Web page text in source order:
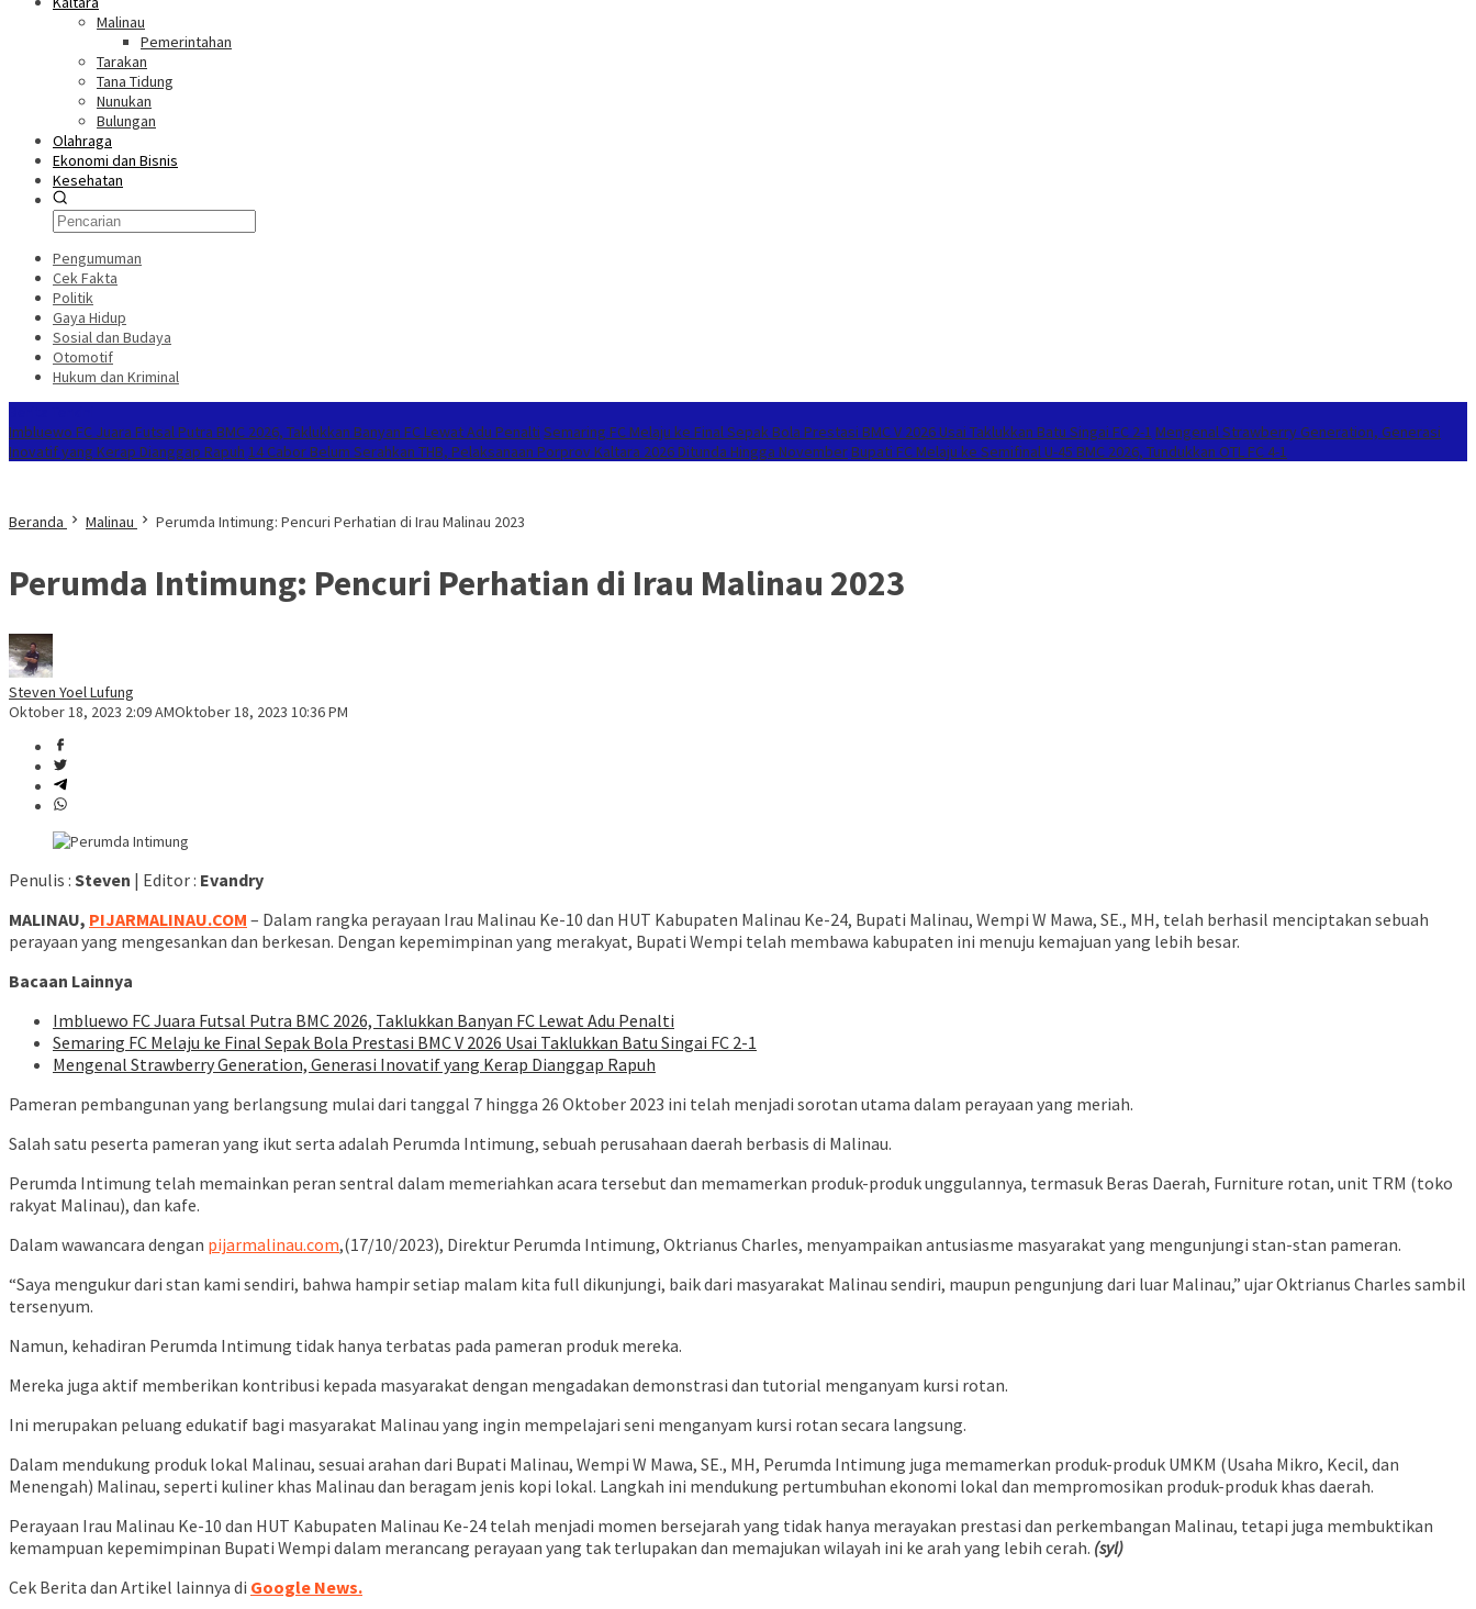
Malinau
Pemerintahan
Tarakan
Tana Tidung
Nunukan
Bulungan
Olahraga
Ekonomi dan Bisnis
Kesehatan
Pengumuman
Cek Fakta
Politik
Gaya Hidup
Sosial dan Budaya
Otomotif
Hukum dan Kriminal
Imbluewo FC Juara Futsal Putra BMC 2026, Taklukkan Banyan FC Lewat Adu Penalti Semaring FC Melaju ke Final Sepak Bola Prestasi BMC V 2026 Usai Taklukkan Batu Singai FC 2-1 Mengenal Strawberry Generation, Generasi
Inovatif yang Kerap Dianggap Rapuh 14 Cabor Belum Serahkan THB, Pelaksanaan Porprov Kaltara 2026 Ditunda Hingga NovemberBupati FC Melaju ke Semifinal U-45 BMC 2026, Tundukkan OTL FC 4-1
Beranda Malinau Perumda Intimung: Pencuri Perhatian di Irau Malinau 2023
Perumda Intimung: Pencuri Perhatian di Irau Malinau 2023
Steven Yoel Lufung
Oktober 18, 2023 2:09 AMOktober 18, 2023 10:36 PM
Penulis : Steven | Editor : Evandry
MALINAU, PIJARMALINAU.COM – Dalam rangka perayaan Irau Malinau Ke-10 dan HUT Kabupaten Malinau Ke-24, Bupati Malinau, Wempi W Mawa, SE., MH, telah berhasil menciptakan sebuah
perayaan yang mengesankan dan berkesan. Dengan kepemimpinan yang merakyat, Bupati Wempi telah membawa kabupaten ini menuju kemajuan yang lebih besar.
Bacaan Lainnya
Imbluewo FC Juara Futsal Putra BMC 2026, Taklukkan Banyan FC Lewat Adu Penalti
Semaring FC Melaju ke Final Sepak Bola Prestasi BMC V 2026 Usai Taklukkan Batu Singai FC 2-1
Mengenal Strawberry Generation, Generasi Inovatif yang Kerap Dianggap Rapuh
Pameran pembangunan yang berlangsung mulai dari tanggal 7 hingga 26 Oktober 2023 ini telah menjadi sorotan utama dalam perayaan yang meriah.
Salah satu peserta pameran yang ikut serta adalah Perumda Intimung, sebuah perusahaan daerah berbasis di Malinau.
Perumda Intimung telah memainkan peran sentral dalam memeriahkan acara tersebut dan memamerkan produk-produk unggulannya, termasuk Beras Daerah, Furniture rotan, unit TRM (toko
rakyat Malinau), dan kafe.
Dalam wawancara dengan pijarmalinau.com,(17/10/2023), Direktur Perumda Intimung, Oktrianus Charles, menyampaikan antusiasme masyarakat yang mengunjungi stan-stan pameran.
“Saya mengukur dari stan kami sendiri, bahwa hampir setiap malam kita full dikunjungi, baik dari masyarakat Malinau sendiri, maupun pengunjung dari luar Malinau,” ujar Oktrianus Charles sambil
tersenyum.
Namun, kehadiran Perumda Intimung tidak hanya terbatas pada pameran produk mereka.
Mereka juga aktif memberikan kontribusi kepada masyarakat dengan mengadakan demonstrasi dan tutorial menganyam kursi rotan.
Ini merupakan peluang edukatif bagi masyarakat Malinau yang ingin mempelajari seni menganyam kursi rotan secara langsung.
Dalam mendukung produk lokal Malinau, sesuai arahan dari Bupati Malinau, Wempi W Mawa, SE., MH, Perumda Intimung juga memamerkan produk-produk UMKM (Usaha Mikro, Kecil, dan
Menengah) Malinau, seperti kuliner khas Malinau dan beragam jenis kopi lokal. Langkah ini mendukung pertumbuhan ekonomi lokal dan mempromosikan produk-produk khas daerah.
Perayaan Irau Malinau Ke-10 dan HUT Kabupaten Malinau Ke-24 telah menjadi momen bersejarah yang tidak hanya merayakan prestasi dan perkembangan Malinau, tetapi juga membuktikan
kemampuan kepemimpinan Bupati Wempi dalam merancang perayaan yang tak terlupakan dan memajukan wilayah ini ke arah yang lebih cerah. (syl)
Cek Berita dan Artikel lainnya di Google News.